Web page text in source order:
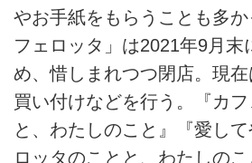
やお手紙をもらうことも多
フェロッタ」は2021年9月末
め、惜しまれつつ閉店。現在
買い付けなどを行う。『カ
と、わたしのこと』『愛し
ロッタのことと、わたしの